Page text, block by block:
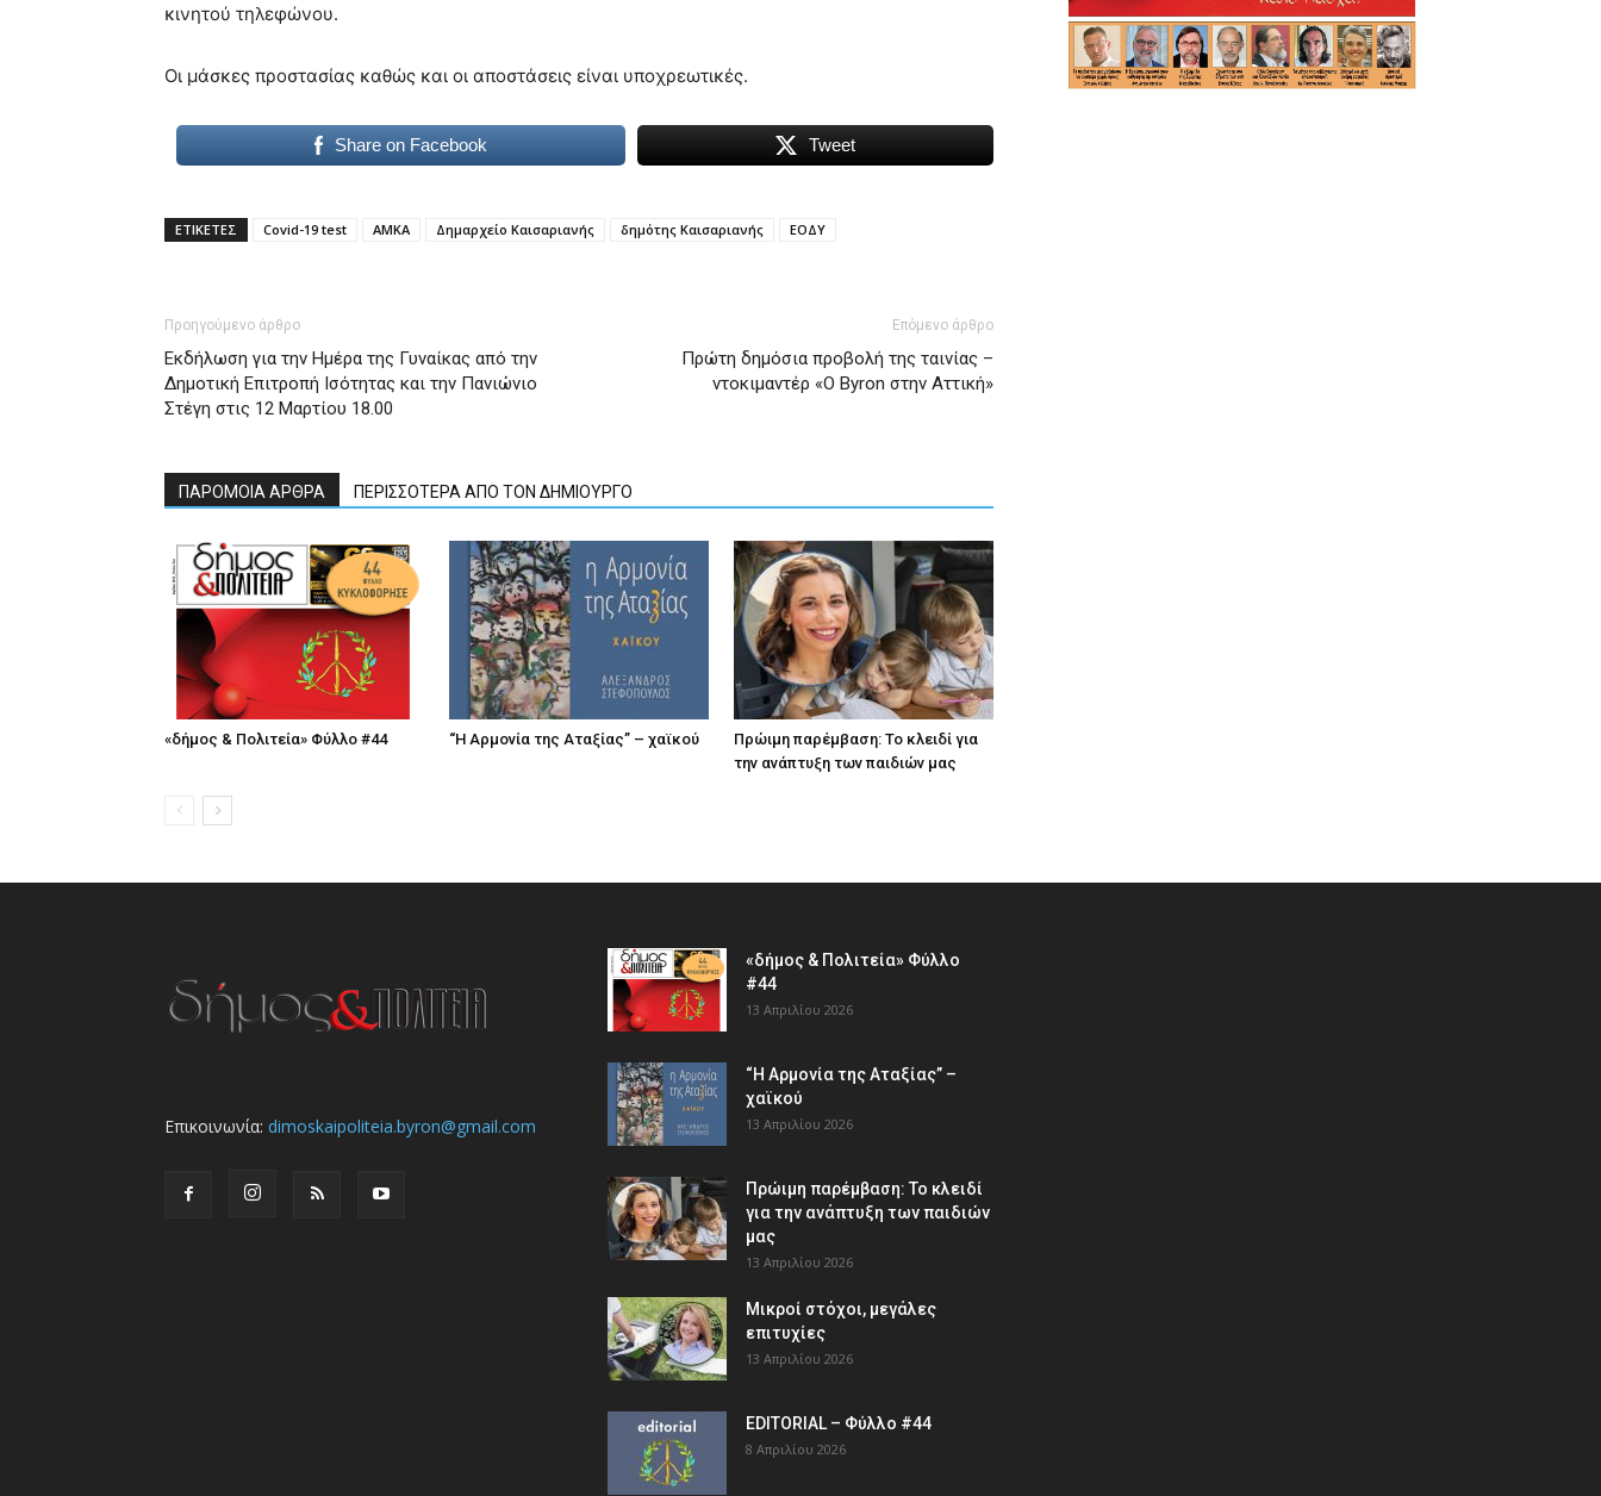
porn
κινητού τηλεφώνου.
Οι μάσκες προστασίας καθώς και οι αποστάσεις είναι υποχρεωτικές.
Share on Facebook Tweet
ΕΤΙΚΕΤΕΣ Covid-19 test ΑΜΚΑ Δημαρχείο Καισαριανής δημότης Καισαριανής ΕΟΔΥ
Προηγούμενο άρθρο
Εκδήλωση για την Ημέρα της Γυναίκας από την
Δημοτική Επιτροπή Ισότητας και την Πανιώνιο
Στέγη στις 12 Μαρτίου 18.00
Επόμενο άρθρο
Πρώτη δημόσια προβολή της ταινίας –
ντοκιμαντέρ «Ο Byron στην Αττική»
ΠΑΡΟΜΟΙΑ ΑΡΘΡΑ ΠΕΡΙΣΣΟΤΕΡΑ ΑΠΟ ΤΟΝ ΔΗΜΙΟΥΡΓΟ
«δήμος & Πολιτεία» Φύλλο #44 “Η Αρμονία της Αταξίας” – χαϊκού
Πρώιμη παρέμβαση: Το κλειδί για
την ανάπτυξη των παιδιών µας
Επικοινωνία: dimoskaipoliteia.byron@gmail.com
«δήμος & Πολιτεία» Φύλλο
#44
13 Απριλίου 2026
“Η Αρμονία της Αταξίας” –
χαϊκού
13 Απριλίου 2026
Πρώιμη παρέμβαση: Το κλειδί
για την ανάπτυξη των παιδιών
µας
13 Απριλίου 2026
Μικροί στόχοι, μεγάλες
επιτυχίες
13 Απριλίου 2026
EDITORIAL – Φύλλο #44
8 Απριλίου 2026